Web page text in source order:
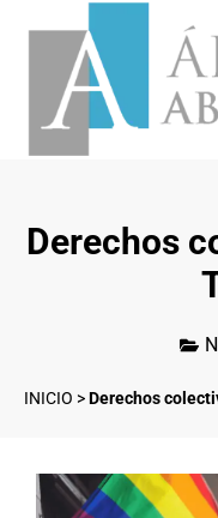
Derechos
INICIO >Derechos